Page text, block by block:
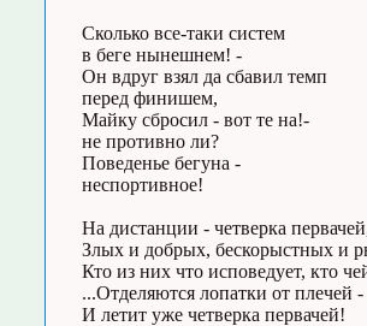
Сколько все-таки систем
в беге нынешнем! -
Он вдруг взял да сбавил темп
перед финишем,
Майку сбросил - вот те на!-
не противно ли?
Поведенье бегуна -
неспортивное!
На дистанции - четверка
Злых и добрых, бескорыстных и
Кто из них что исповедует, кто
...Отделяются лопатки от плечей -
И летит уже четверка первачей!